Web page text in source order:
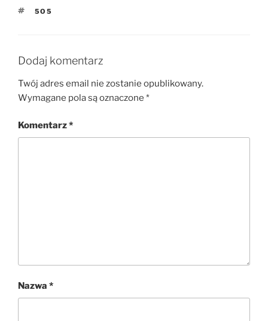
TAGI
5O5
Dodaj komentarz
Twój adres email nie zostanie opublikowany.
Wymagane pola są oznaczone *
Komentarz*
Nazwa *